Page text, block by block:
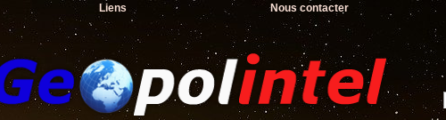
Liens Nous contacter